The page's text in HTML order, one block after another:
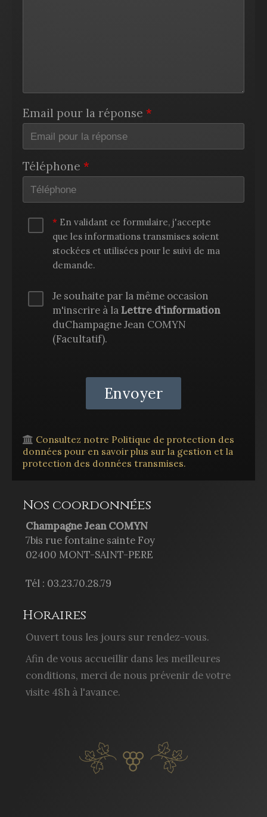
Email pour la réponse
Téléphone
En validant ce formulaire, j'accepte
que les informations transmises soient
stockées et utilisées pour le suivi de ma
demande.
Je souhaite par la même occasion
m'inscrire à laLettre d'information
duChampagne Jean COMYN
(Facultatif).
Consultez notre Politique de protection des
données pour en savoir plus sur la gestion et la
protection des données transmises.
Nos coordonnées
Champagne Jean COMYN
7bis rue fontaine sainte Foy
02400 MONT-SAINT-PERE
Tél : 03.23.70.28.79
Horaires
Ouvert tous les jours sur rendez-vous.
Afin de vous accueillir dans les meilleures
conditions, merci de nous prévenir de votre
visite 48h à l'avance.